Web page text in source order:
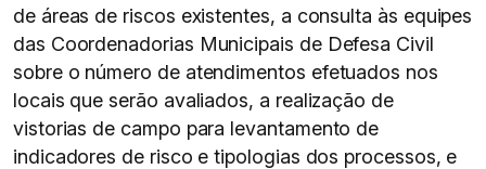
de áreas de riscos existentes, a consulta às equipes
das Coordenadorias Municipais de Defesa Civil
sobre o número de atendimentos efetuados nos
locais que serão avaliados, a realização de
vistorias de campo para levantamento de
indicadores de risco e tipologias dos processos, e